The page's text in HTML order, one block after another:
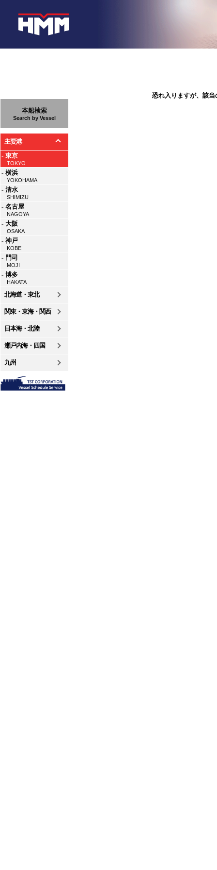
本船検索
Search by Vessel
主要港
- 東京
TOKYO
- 横浜
YOKOHAMA
- 清水
SHIMIZU
- 名古屋
NAGOYA
- 大阪
OSAKA
- 神戸
KOBE
- 門司
MOJI
- 博多
HAKATA
北海道・東北
関東・東海・関西
日本海・北陸
瀬戸内海・四国
九州
恐れ入りますが、該